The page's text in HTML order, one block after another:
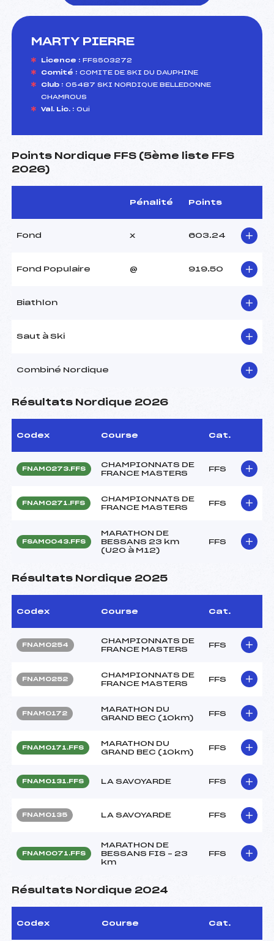
MARTY PIERRE
Licence : FFS503272
Comité : COMITE DE SKI DU DAUPHINE
Club : 05487 SKI NORDIQUE BELLEDONNE
CHAMROUS
Val. Lic. : Oui
Points Nordique FFS (5ème liste FFS
2026)
Pénalité Points
Fond x 603.24
Fond Populaire @ 919.50
Biathlon
Saut à Ski
Combiné Nordique
Résultats Nordique 2026
Codex Course Cat.
FNAM0273.FFS
CHAMPIONNATS DE
FRANCE MASTERS
FFS
FNAM0271.FFS
CHAMPIONNATS DE
FRANCE MASTERS
FFS
FSAM0043.FFS
MARATHON DE
BESSANS 23 km
(U20 à M12)
FFS
Résultats Nordique 2025
Codex Course Cat.
FNAM0254
CHAMPIONNATS DE
FRANCE MASTERS
FFS
FNAM0252
CHAMPIONNATS DE
FRANCE MASTERS
FFS
FNAM0172
MARATHON DU
GRAND BEC (10km)
FFS
FNAM0171.FFS
MARATHON DU
GRAND BEC (10km)
FFS
FNAM0131.FFS LA SAVOYARDE FFS
FNAM0135 LA SAVOYARDE FFS
FNAM0071.FFS
MARATHON DE
BESSANS FIS – 23
km
FFS
Résultats Nordique 2024
Codex Course Cat.